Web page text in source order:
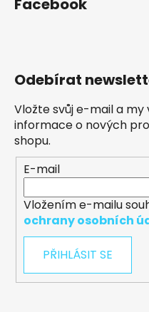
Facebook
Odebírat
Vložte svůj e-mail a
informace o nových
shopu.
E-mail
Vložením e-mailu
ochrany osobních
PŘIHLÁSIT SE